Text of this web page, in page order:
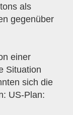
als
gegenüber
einer
Situation
sich die
US-Plan: